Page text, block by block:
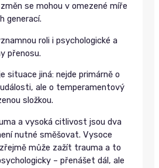
se mohou v omezené míře
generací.
roli i psychologické a
přenosu.
situace jiná: nejde primárně o
ale o temperamentový
složkou.
a vysoká citlivost jsou dva
nutné směšovat. Vysoce
může zažít trauma a to
– přenášet dál, ale